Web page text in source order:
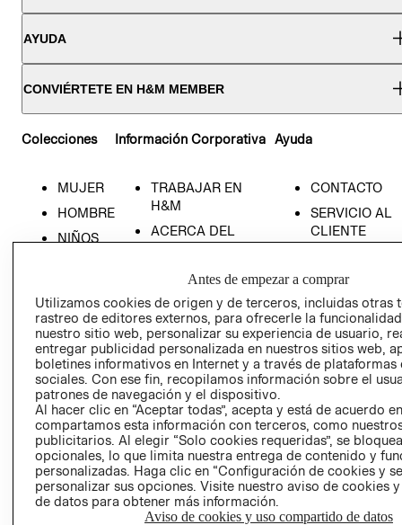
AYUDA
CONVIÉRTETE EN H&M MEMBER
Colecciones
MUJER
HOMBRE
NIÑOS
Información Corporativa
TRABAJAR EN
H&M
ACERCA DEL
RESPONSABILIDAD
PRENSA
RELACIÓN CON
INVERSIONISTAS
POLÍTICA
EMPRESARIAL
Ayuda
CONTACTO
SERVICIO AL
CLIENTE
NUESTRAS
TIENDAS
- RETIRO EN
TIENDA
TÉRMINOS Y
CONDICIONES
AVISO DE
PRIVACIDAD
GIFT CARD
COOKIES
Antes de empezar a comprar
Utilizamos cookies de origen y de terceros, incluidas otras
rastreo de editores externos, para ofrecerle la
nuestro sitio web, personalizar su experiencia de usuario,
entregar publicidad personalizada en nuestros sitios web,
boletines informativos en Internet y a través de plataformas
sociales. Con ese fin, recopilamos información sobre el
patrones de navegación y el dispositivo.
Al hacer clic en “Aceptar todas”, acepta y está de acuerdo
compartamos esta información con terceros, como
publicitarios. Al elegir “Solo cookies requeridas”, se
opcionales, lo que limita nuestra entrega de contenido y
personalizadas. Haga clic en “Configuración de cookies y
personalizar sus opciones. Visite nuestro aviso de cookies
de datos para obtener más información.
Aviso de cookies y uso compartido de datos